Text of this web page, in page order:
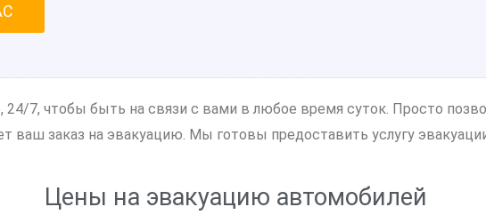
24/7, чтобы быть на связи с вами в любое время суток. Просто
ваш заказ на эвакуацию. Мы готовы предоставить услугу
Цены на эвакуацию автомобилей